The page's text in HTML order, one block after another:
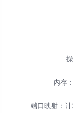
内存
端口映射：